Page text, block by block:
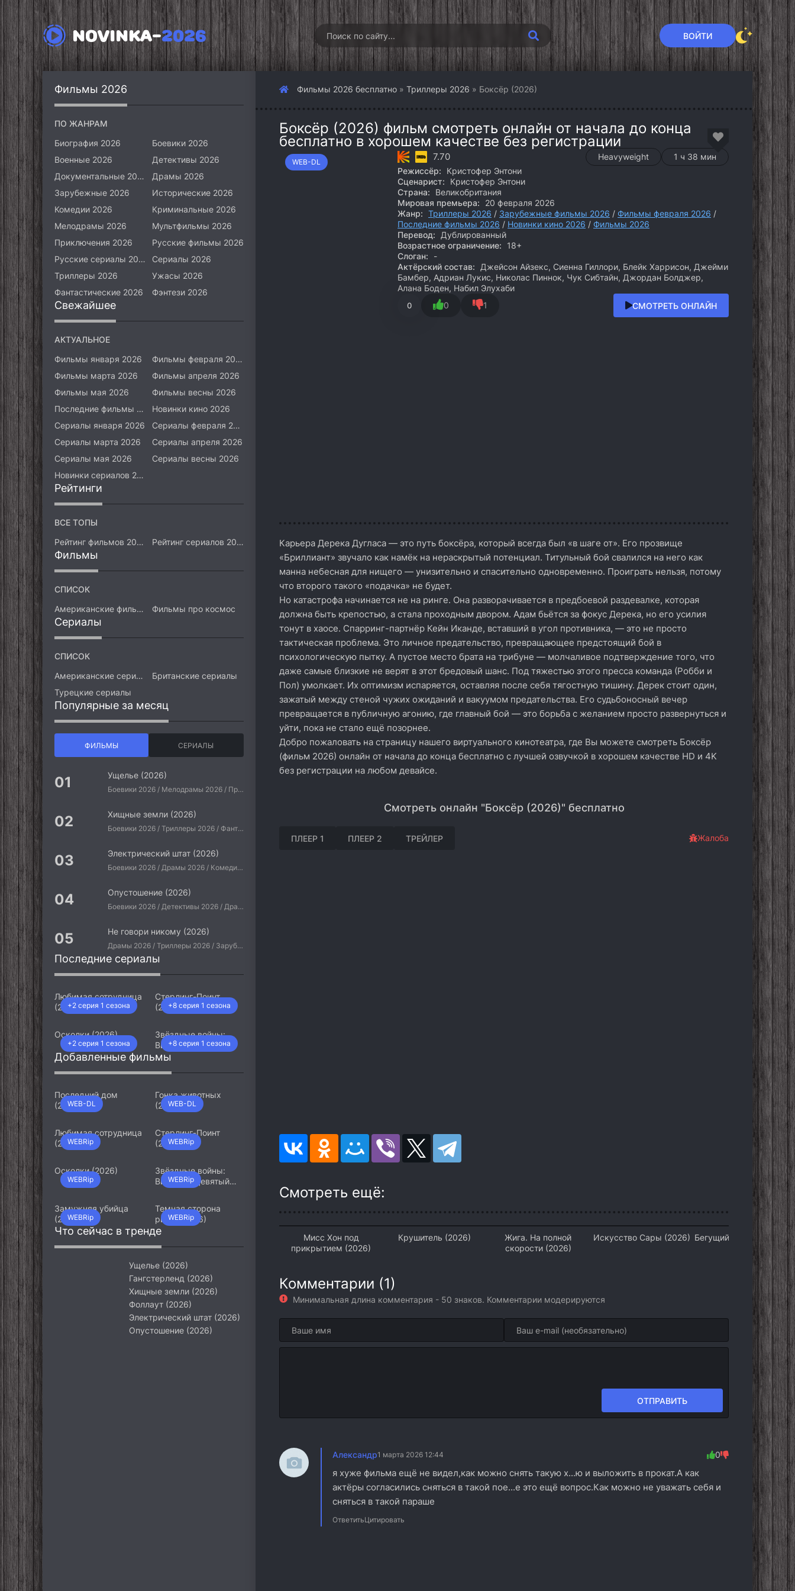
NOVINKA-2026 ВОЙТИ
Фильмы 2026 бесплатно » Триллеры 2026 » Боксёр (2026)
Боксёр (2026) фильм смотреть онлайн от начала до конца
бесплатно в хорошем качестве без регистрации
WEB-DL 7.70 Heavyweight
1 ч 38 мин
Режиссёр:
Кристофер Энтони
Сценарист:
Кристофер Энтони
Страна:
Великобритания
Мировая премьера:
20 февраля 2026
Жанр: Триллеры 2026 / Зарубежные фильмы 2026 / Фильмы февраля 2026 /
Последние фильмы 2026 / Новинки кино 2026 / Фильмы 2026
Перевод:
Дублированный
Возрастное ограничение:
18+
Слоган:
-
Актёрский состав:
Джейсон Айзекс, Сиенна Гиллори, Блейк Харрисон, Джейми
Бамбер, Адриан Лукис, Николас Пиннок, Чук Сибтайн, Джордан Болджер,
Алана Боден, Набил Элухаби
0 0 1 СМОТРЕТЬ ОНЛАЙН
Карьера Дерека Дугласа — это путь боксёра, который всегда был «в шаге от». Его прозвище
«Бриллиант» звучало как намёк на нераскрытый потенциал. Титульный бой свалился на него как
манна небесная для нищего — унизительно и спасительно одновременно. Проиграть нельзя, потому
что второго такого «подачка» не будет.
Но катастрофа начинается не на ринге. Она разворачивается в предбоевой раздевалке, которая
должна быть крепостью, а стала проходным двором. Адам бьётся за фокус Дерека, но его усилия
тонут в хаосе. Спарринг-партнёр Кейн Иканде, вставший в угол противника, — это не просто
тактическая проблема. Это личное предательство, превращающее предстоящий бой в
психологическую пытку. А пустое место брата на трибуне — молчаливое подтверждение того, что
даже самые близкие не верят в этот бредовый шанс. Под тяжестью этого пресса команда (Робби и
Пол) умолкает. Их оптимизм испаряется, оставляя после себя тягостную тишину. Дерек стоит один,
зажатый между стеной чужих ожиданий и вакуумом предательства. Его судьбоносный вечер
превращается в публичную агонию, где главный бой — это борьба с желанием просто развернуться и
уйти, пока не стало ещё позорнее.
Добро пожаловать на страницу нашего виртуального кинотеатра, где Вы можете смотреть Боксёр
(фильм 2026) онлайн от начала до конца бесплатно с лучшей озвучкой в хорошем качестве HD и 4K
без регистрации на любом девайсе.
Смотреть онлайн "Боксёр (2026)" бесплатно
ПЛЕЕР 1 ПЛЕЕР 2 ТРЕЙЛЕР Жалоба
Смотреть ещё:
Мисс Хон под
прикрытием (2026)
Крушитель (2026)
Жига. На полной
скорости (2026)
Искусство Сары (2026) Бегущий по лезвию
(2026)
Комментарии (1)
Минимальная длина комментария - 50 знаков. Комментарии модерируются
ОТПРАВИТЬ
Александр1 марта 2026 12:44 0
я хуже фильма ещё не видел,как можно снять такую х...ю и выложить в прокат.А как
актёры согласились сняться в такой пое...е это ещё вопрос.Как можно не уважать себя и
сняться в такой параше
ОтветитьЦитировать
Фильмы 2026
ПО ЖАНРАМ
Биография 2026
Боевики 2026
Военные 2026
Детективы 2026
Документальные 2026
Драмы 2026
Зарубежные 2026
Исторические 2026
Комедии 2026
Криминальные 2026
Мелодрамы 2026
Мультфильмы 2026
Приключения 2026
Русские фильмы 2026
Русские сериалы 2026
Сериалы 2026
Триллеры 2026
Ужасы 2026
Фантастические 2026
Фэнтези 2026
Свежайшее
АКТУАЛЬНОЕ
Фильмы января 2026
Фильмы февраля 2026
Фильмы марта 2026
Фильмы апреля 2026
Фильмы мая 2026
Фильмы весны 2026
Последние фильмы 2026
Новинки кино 2026
Сериалы января 2026
Сериалы февраля 2026
Сериалы марта 2026
Сериалы апреля 2026
Сериалы мая 2026
Сериалы весны 2026
Новинки сериалов 2026
Рейтинги
ВСЕ ТОПЫ
Рейтинг фильмов 2026
Рейтинг сериалов 2026
Фильмы
СПИСОК
Американские фильмы
Фильмы про космос
Сериалы
СПИСОК
Американские сериалы
Британские сериалы
Турецкие сериалы
Популярные за месяц
ФИЛЬМЫ СЕРИАЛЫ
Ущелье (2026)
Боевики 2026 / Мелодрамы 2026 / Приключения 2026 / Ужасы 2026 / Фантастические 2026 / Зарубежные фильмы 2026 / Американские фильмы / Фильмы 2026
Хищные земли (2026)
Боевики 2026 / Триллеры 2026 / Фантастические 2026 / Зарубежные фильмы 2026 / Американские фильмы / Фильмы 2026
Электрический штат (2026)
Боевики 2026 / Драмы 2026 / Комедии 2026 / Приключения 2026 / Фантастические 2026 / Зарубежные фильмы 2026 / Американские фильмы / Фильмы 2026
Опустошение (2026)
Боевики 2026 / Детективы 2026 / Драмы 2026 / Криминальные фильмы 2026 / Триллеры 2026 / Зарубежные фильмы 2026 / Американские фильмы / Фильмы 2026
Не говори никому (2026)
Драмы 2026 / Триллеры 2026 / Зарубежные фильмы 2026 / Американские фильмы / Фильмы 2026
Последние сериалы
+2 серия 1 сезона
Любимая сотрудница
(2026)
+8 серия 1 сезона
Стерлинг-Поинт
(2026)
+2 серия 1 сезона
Осколки (2026)
+8 серия 1 сезона
Звёздные войны:
Видения. Девятый
джедай (2026)
Добавленные фильмы
WEB-DL
Последний дом
(2026)
WEB-DL
Гонка животных
(2026)
WEBRip
Любимая сотрудница
(2026)
WEBRip
Стерлинг-Поинт
(2026)
WEBRip
Осколки (2026)
WEBRip
Звёздные войны:
Видения. Девятый
WEBRip
Замужняя убийца
(2026)
WEBRip
Темная сторона
ринга (2026)
Что сейчас в тренде
Ущелье (2026)
Гангстерленд (2026)
Хищные земли (2026)
Фоллаут (2026)
Электрический штат (2026)
Опустошение (2026)